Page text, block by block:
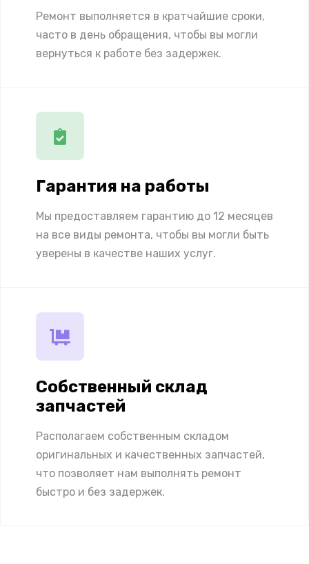
Ремонт выполняется в кратчайшие сроки,
часто в день обращения, чтобы вы могли
вернуться к работе без задержек.
Гарантия на работы
Мы предоставляем гарантию до 12 месяцев
на все виды ремонта, чтобы вы могли быть
уверены в качестве наших услуг.
Собственный склад
запчастей
Располагаем собственным складом
оригинальных и качественных запчастей,
что позволяет нам выполнять ремонт
быстро и без задержек.